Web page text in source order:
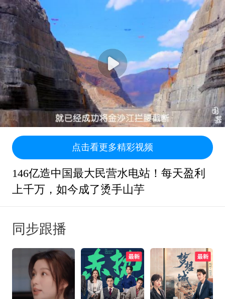
点击看更多精彩视频
146亿造中国最大民营水电站！每天盈利
上千万，如今成了烫手山芋
同步跟播